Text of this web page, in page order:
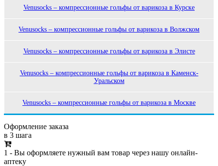
Venusocks – компрессионные гольфы от варикоза в Курске
Venusocks – компрессионные гольфы от варикоза в Волжском
Venusocks – компрессионные гольфы от варикоза в Элисте
Venusocks – компрессионные гольфы от варикоза в Каменск-
Уральском
Venusocks – компрессионные гольфы от варикоза в Москве
Оформление заказа
в 3 шага
1 - Вы оформляете нужный вам товар через нашу онлайн-
аптеку